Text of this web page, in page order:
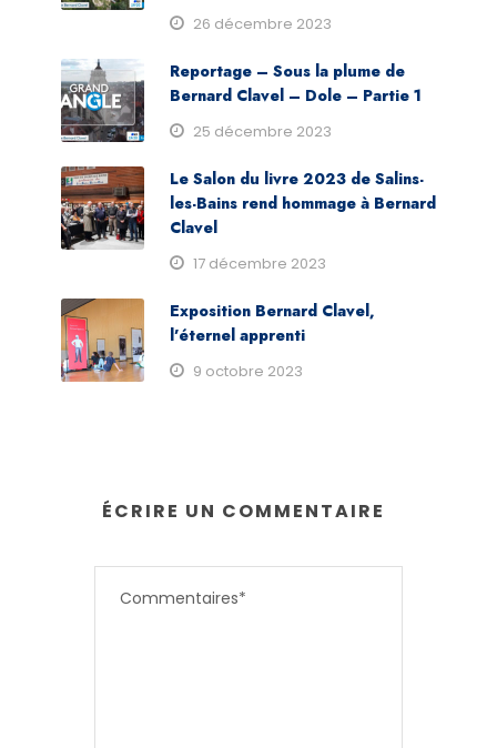
26 décembre 2023
Reportage – Sous la plume de
Bernard Clavel – Dole – Partie 1
25 décembre 2023
Le Salon du livre 2023 de Salins-
les-Bains rend hommage à Bernard
Clavel
17 décembre 2023
Exposition Bernard Clavel,
l’éternel apprenti
9 octobre 2023
ÉCRIRE UN COMMENTAIRE